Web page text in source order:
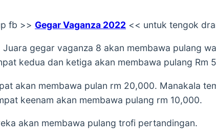
fb >> Gegar Vaganza 2022 << untuk tengok
Juara gegar vaganza 8 akan membawa pulang
kedua dan ketiga akan membawa pulang Rm
akan membawa pulan rm 20,000. Manakala
keenam akan membawa pulang rm 10,000.
akan membawa pulang trofi pertandingan.